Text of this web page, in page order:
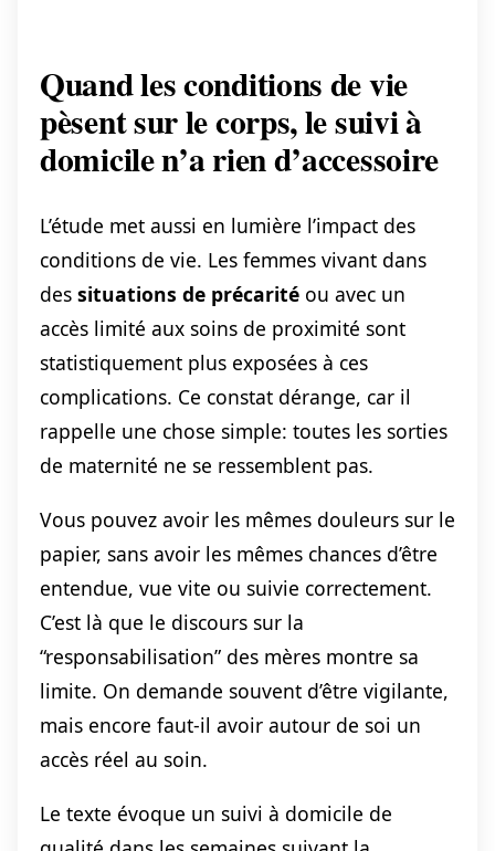
Quand les conditions de vie
pèsent sur le corps, le suivi à
domicile n’a rien d’accessoire
L’étude met aussi en lumière l’impact des
conditions de vie. Les femmes vivant dans
des situations de précarité ou avec un
accès limité aux soins de proximité sont
statistiquement plus exposées à ces
complications. Ce constat dérange, car il
rappelle une chose simple: toutes les sorties
de maternité ne se ressemblent pas.
Vous pouvez avoir les mêmes douleurs sur le
papier, sans avoir les mêmes chances d’être
entendue, vue vite ou suivie correctement.
C’est là que le discours sur la
“responsabilisation” des mères montre sa
limite. On demande souvent d’être vigilante,
mais encore faut-il avoir autour de soi un
accès réel au soin.
Le texte évoque un suivi à domicile de